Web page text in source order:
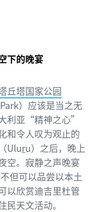
下的晚宴
丘塔国家公园
）应该是当之无
利亚“精神之心”
和令人叹为观止的
Uluru）之后，晚上
空。寂静之声晚宴
但可以品尝以本土
以欣赏迪吉里杜管
天文活动。